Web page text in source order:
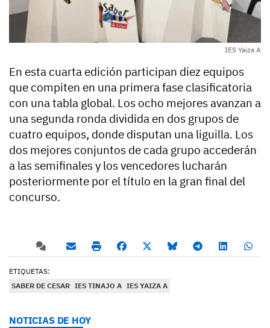
IES Yaiza A
En esta cuarta edición participan diez equipos
que compiten en una primera fase clasificatoria
con una tabla global. Los ocho mejores avanzan a
una segunda ronda dividida en dos grupos de
cuatro equipos, donde disputan una liguilla. Los
dos mejores conjuntos de cada grupo accederán
a las semifinales y los vencedores lucharán
posteriormente por el título en la gran final del
concurso.
ETIQUETAS:
SABER DE CESAR IES TINAJO A IES YAIZA A
NOTICIAS DE HOY